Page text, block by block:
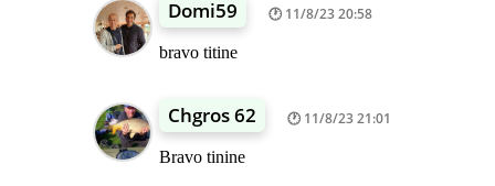
Domi59 11/8/23 20:58
bravo titine
Chgros 62 11/8/23 21:01
Bravo tinine